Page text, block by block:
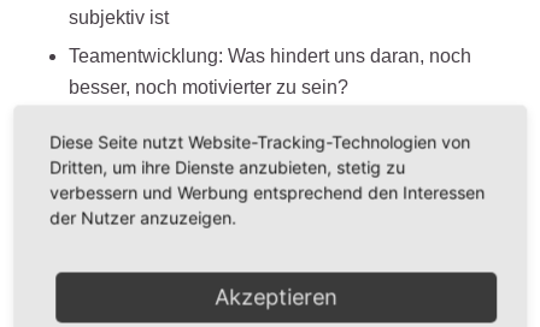
subjektiv ist
Teamentwicklung: Was hindert uns daran, noch
besser, noch motivierter zu sein?
Training Coaching Beratung
Führung
Diese Seite nutzt Website-Tracking-Technologien von
Dritten, um ihre Dienste anzubieten, stetig zu
verbessern und Werbung entsprechend den Interessen
der Nutzer anzuzeigen.
Akzeptieren